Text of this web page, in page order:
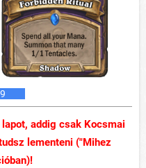
lapot, addig csak Kocsmai
lementeni ("Mihez